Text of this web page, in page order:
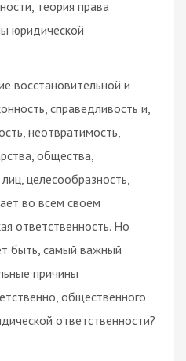
теория права
юридической
восстановительной и
справедливость и,
неотвратимость,
общества,
целесообразность,
во всём своём
ответственность. Но
быть, самый важный
причины
общественного
ответственности?